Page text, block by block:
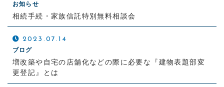
お知らせ
相続手続・家族信託特別無料相談会
2023.07.14
ブログ
増改築や自宅の店舗化などの際に必要な『建物表題部変
更登記』とは